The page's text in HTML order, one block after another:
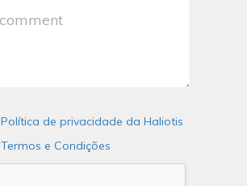
Política de privacidade da Haliotis
Termos e Condições